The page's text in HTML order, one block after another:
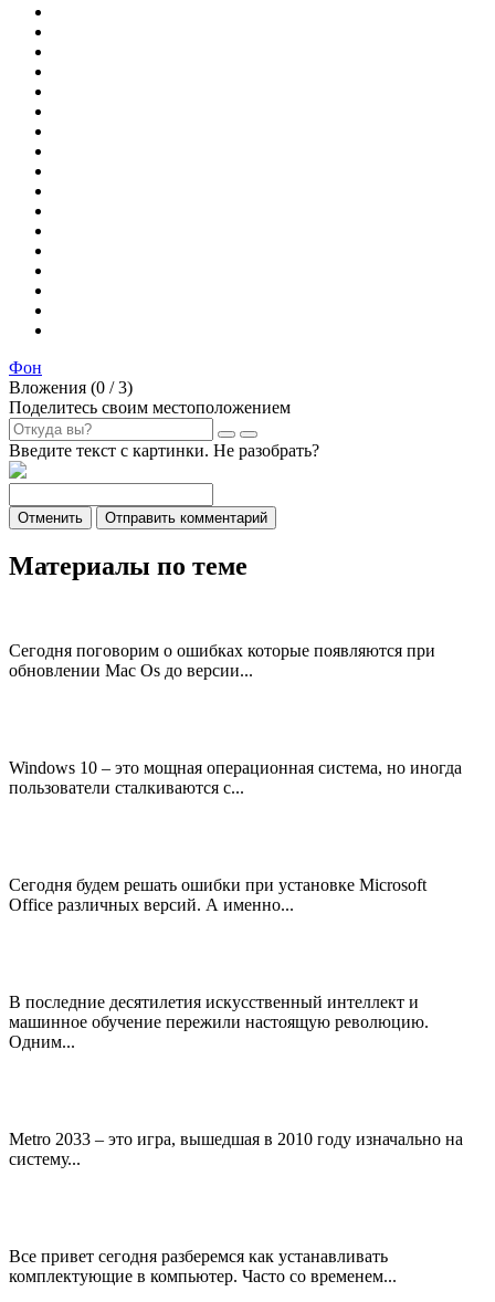
Фон
Вложения (0 / 3)
Поделитесь своим местоположением
Введите текст с картинки. Не разобрать?
Отменить Отправить комментарий
Материалы по теме
Сегодня поговорим о ошибках которые появляются при
обновлении Mac Os до версии...
Windows 10 – это мощная операционная система, но иногда
пользователи сталкиваются с...
Сегодня будем решать ошибки при установке Microsoft
Office различных версий. А именно...
В последние десятилетия искусственный интеллект и
машинное обучение пережили настоящую революцию.
Одним...
Metro 2033 – это игра, вышедшая в 2010 году изначально на
систему...
Все привет сегодня разберемся как устанавливать
комплектующие в компьютер. Часто со временем...